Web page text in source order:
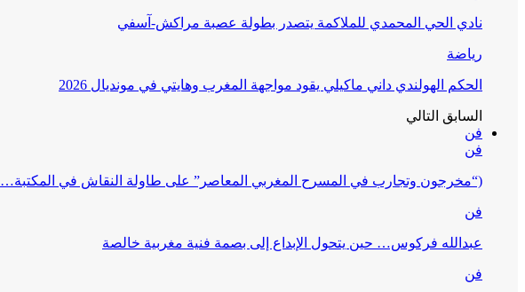
نادي الحي المحمدي للملاكمة يتصدر بطولة عصبة مراكش-آسفي
رياضة
الحكم الهولندي داني ماكيلي يقود مواجهة المغرب وهايتي في مونديال 2026
السابق التالي
فن
فن
(“مخرجون وتجارب في المسرح المغربي المعاصر” على طاولة النقاش في المكتبة…
فن
عبدالله فركوس… حين يتحول الإبداع إلى بصمة فنية مغربية خالصة
فن